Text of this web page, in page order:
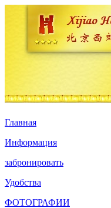
Главная
Информация
забронировать
Удобства
ФОТОГРАФИИ